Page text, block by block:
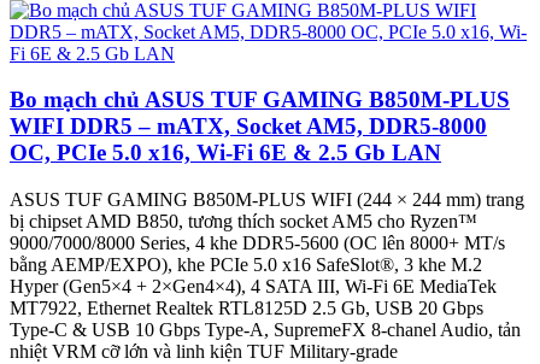
Bo mạch chủ ASUS TUF GAMING B850M-PLUS
WIFI DDR5 – mATX, Socket AM5, DDR5-8000
OC, PCIe 5.0 x16, Wi-Fi 6E & 2.5 Gb LAN
ASUS TUF GAMING B850M-PLUS WIFI (244 × 244 mm) trang
bị chipset AMD B850, tương thích socket AM5 cho Ryzen™
9000/7000/8000 Series, 4 khe DDR5-5600 (OC lên 8000+ MT/s
bằng AEMP/EXPO), khe PCIe 5.0 x16 SafeSlot®, 3 khe M.2
Hyper (Gen5×4 + 2×Gen4×4), 4 SATA III, Wi-Fi 6E MediaTek
MT7922, Ethernet Realtek RTL8125D 2.5 Gb, USB 20 Gbps
Type-C & USB 10 Gbps Type-A, SupremeFX 8-chanel Audio, tản
nhiệt VRM cỡ lớn và linh kiện TUF Military-grade